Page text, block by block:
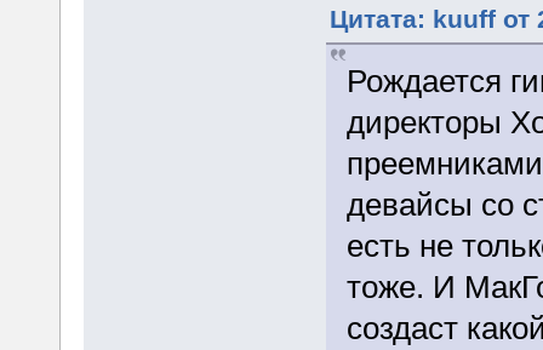
Цитата: kuuff от
Рождается
директоры
девайсы со
есть не
тоже. И
создаст